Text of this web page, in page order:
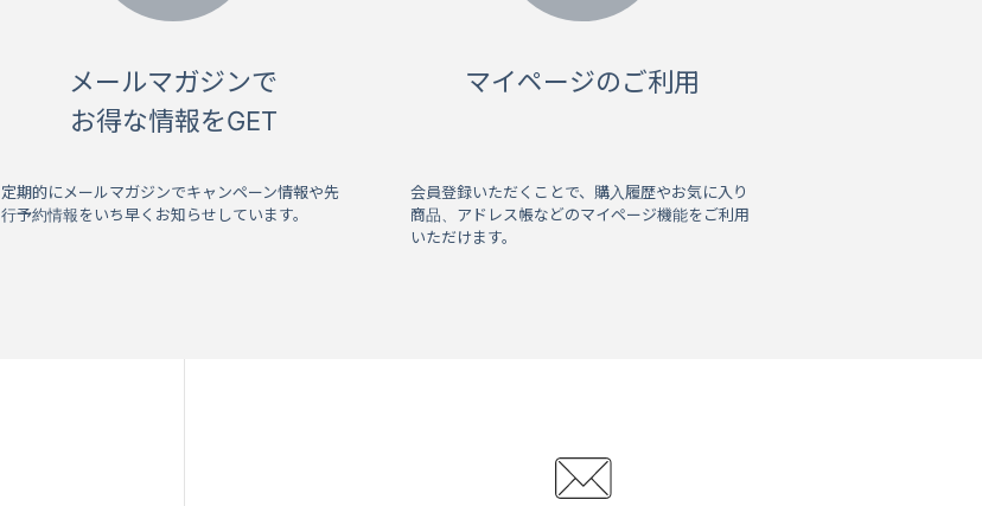
メールマガジンで
お得な情報をGET
定期的にメールマガジンでキャンペーン情報や先
行予約情報をいち早くお知らせしています。
マイページのご利用
会員登録いただくことで、購入履歴やお気に入り
商品、アドレス帳などのマイページ機能をご利用
いただけます。